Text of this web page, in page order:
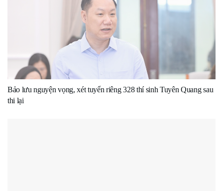
Bảo lưu nguyện vọng, xét tuyển riêng 328 thí sinh Tuyên Quang sau
thi lại